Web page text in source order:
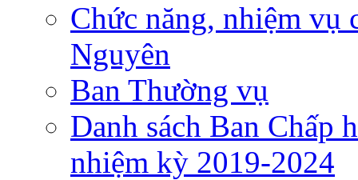
Chức năng, nhiệm vụ
Nguyên
Ban Thường vụ
Danh sách Ban Chấp
nhiệm kỳ 2019-2024